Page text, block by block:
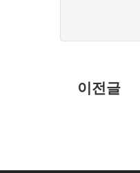
이전글